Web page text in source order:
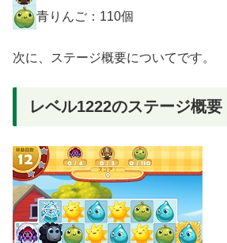
青りんご：110個
次に、ステージ概要についてです。
レベル1222のステージ概要